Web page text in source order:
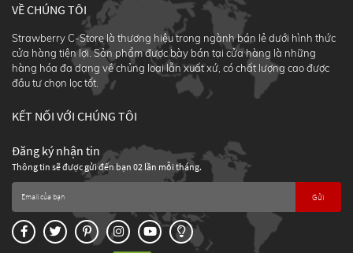
VỀ CHÚNG TÔI
Strawberry C-Store là thương hiệu trong ngành bán lẻ dưới hình thức
cửa hàng tiện lợi. Sản phẩm được bày bán tại cửa hàng là những
hàng hóa đa dạng về chủng loại lẫn xuất xứ, có chất lượng cao được
đầu tư chọn lọc tốt.
KẾT NỐI VỚI CHÚNG TÔI
Đăng ký nhận tin
Thông tin sẽ được gửi đến bạn 02 lần mỗi tháng.
Gửi